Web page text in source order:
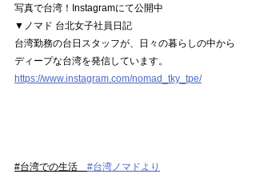
写真で台湾！Instagramにて公開中
▼ ノマド 台北女子社員日記
台湾勤務の台日スタッフが、日々の暮らしの中から
ディープな台湾を発信しています。
https://www.instagram.com/nomad_tky_tpe/
#台湾での生活 #台湾ノマドより